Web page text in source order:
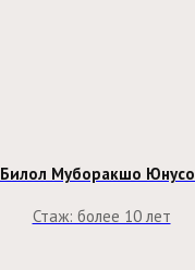
Билол Муборакшо
Стаж: более 10 лет